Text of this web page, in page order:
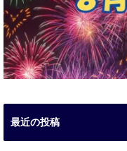
最近の投稿